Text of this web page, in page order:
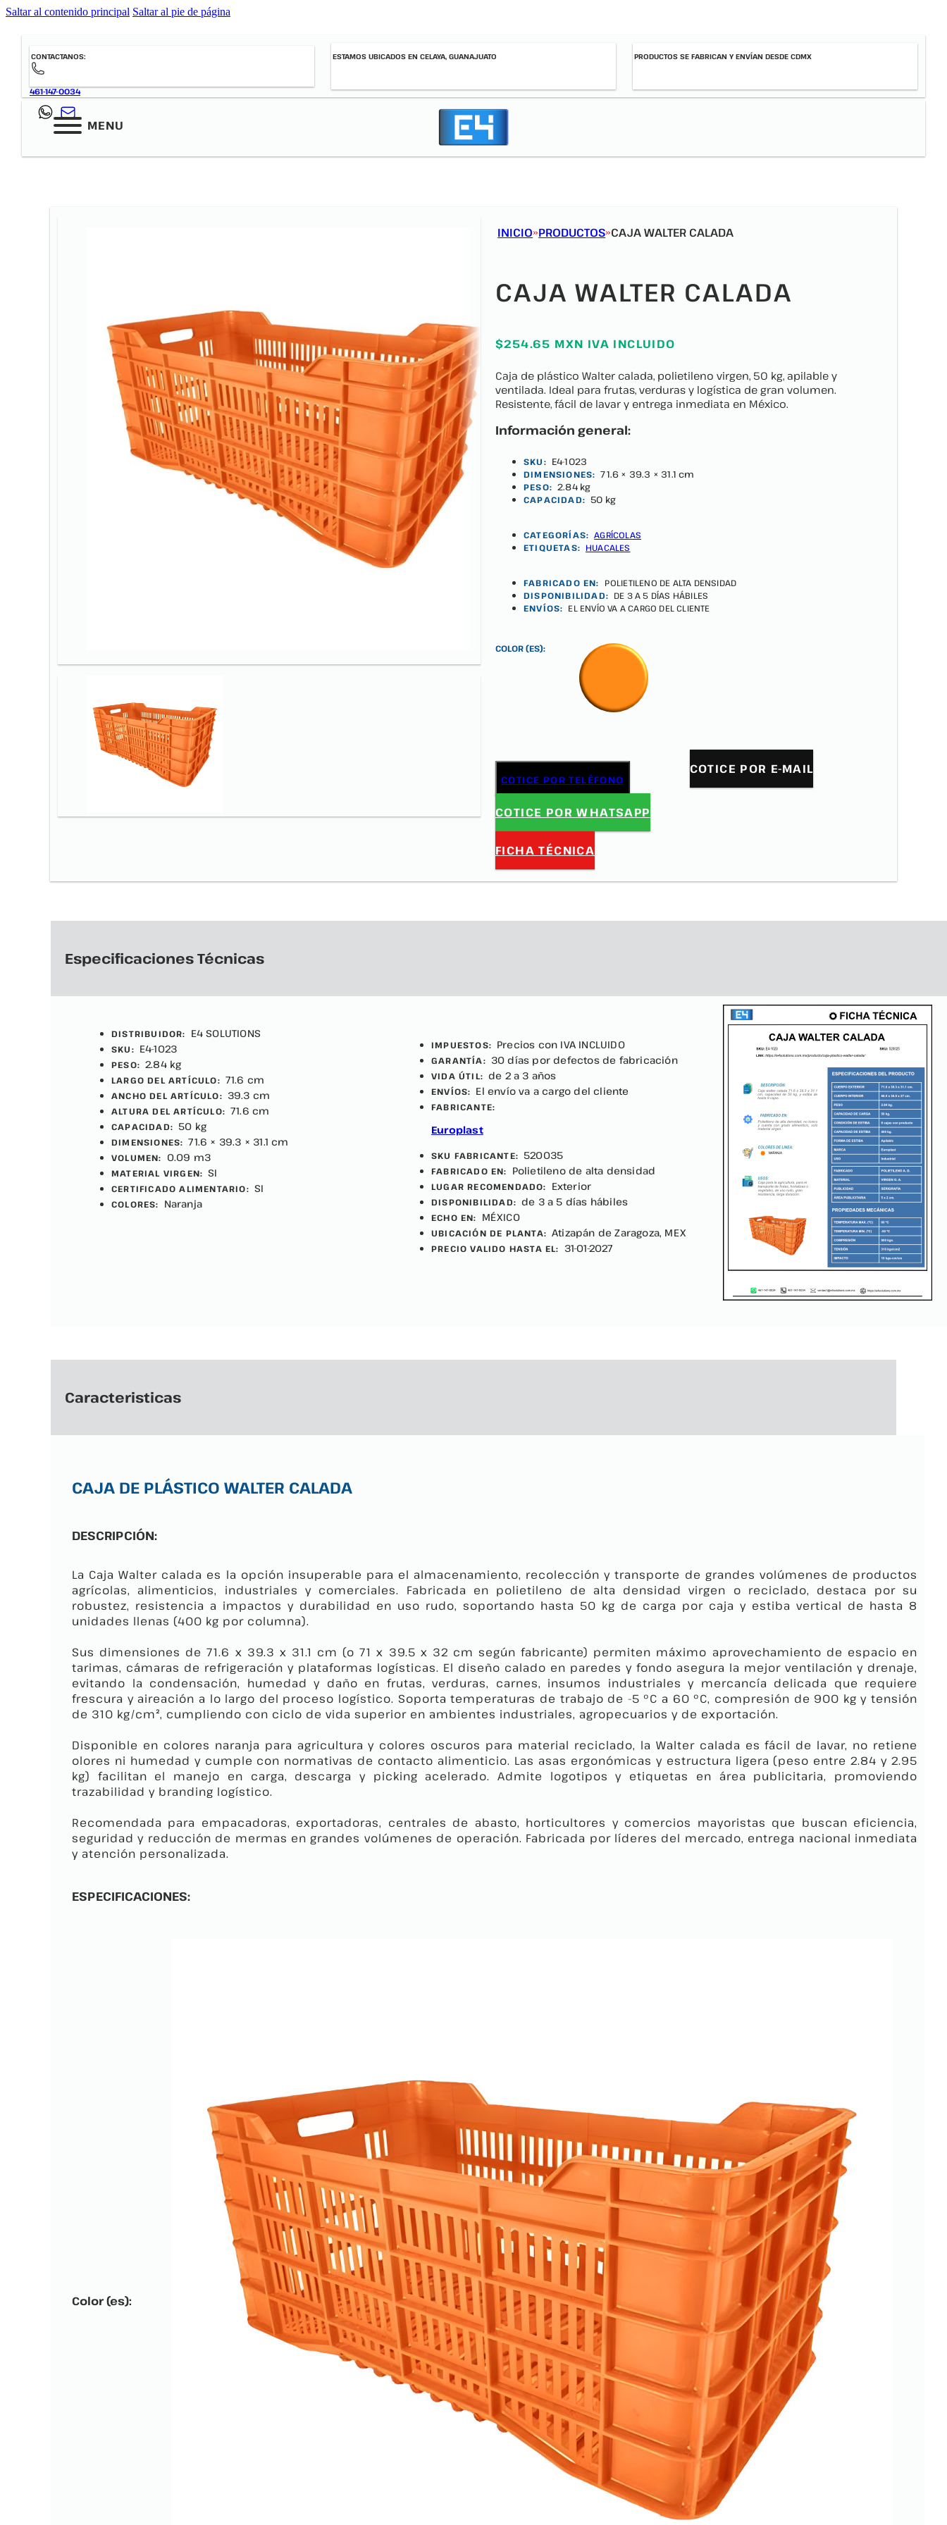
Saltar al contenido principal Saltar al pie de página
CONTACTANOS:
461-147-0034
ESTAMOS UBICADOS EN CELAYA, GUANAJUATO PRODUCTOS SE FABRICAN Y ENVÍAN DESDE CDMX
MENU
INICIO PRODUCTOS CAJA WALTER CALADA
CAJA WALTER CALADA
$254.65 MXN IVA INCLUIDO
Caja de plástico Walter calada, polietileno virgen, 50 kg, apilable y
ventilada. Ideal para frutas, verduras y logística de gran volumen.
Resistente, fácil de lavar y entrega inmediata en México.
Información general:
SKU: E4-1023
DIMENSIONES: 71.6 × 39.3 × 31.1 cm
PESO: 2.84 kg
CAPACIDAD: 50 kg
CATEGORÍAS: AGRÍCOLAS
ETIQUETAS: HUACALES
FABRICADO EN:
POLIETILENO DE ALTA DENSIDAD
DISPONIBILIDAD: DE 3 A 5 DÍAS HÁBILES
ENVÍOS: EL ENVÍO VA A CARGO DEL CLIENTE
COLOR (ES):
COTICE POR TELÉFONO
COTICE POR E-MAIL
COTICE POR WHATSAPP
FICHA TÉCNICA
Especificaciones Técnicas
DISTRIBUIDOR: E4 SOLUTIONS
SKU: E4-1023
PESO: 2.84 kg
LARGO DEL ARTÍCULO: 71.6 cm
ANCHO DEL ARTÍCULO: 39.3 cm
ALTURA DEL ARTÍCULO: 71.6 cm
CAPACIDAD: 50 kg
DIMENSIONES: 71.6 × 39.3 × 31.1 cm
VOLUMEN: 0.09 m3
MATERIAL VIRGEN: SI
CERTIFICADO ALIMENTARIO: SI
COLORES: Naranja
IMPUESTOS: Precios con IVA INCLUIDO
GARANTÍA: 30 días por defectos de fabricación
VIDA ÚTIL: de 2 a 3 años
ENVÍOS: El envío va a cargo del cliente
FABRICANTE:
Europlast
SKU FABRICANTE: 520035
FABRICADO EN: Polietileno de alta densidad
LUGAR RECOMENDADO: Exterior
DISPONIBILIDAD: de 3 a 5 días hábiles
ECHO EN: MÉXICO
UBICACIÓN DE PLANTA: Atizapán de Zaragoza, MEX
PRECIO VALIDO HASTA EL: 31-01-2027
Caracteristicas
CAJA DE PLÁSTICO WALTER CALADA
DESCRIPCIÓN:
La Caja Walter calada es la opción insuperable para el almacenamiento, recolección y transporte de grandes volúmenes de productos
agrícolas, alimenticios, industriales y comerciales. Fabricada en polietileno de alta densidad virgen o reciclado, destaca por su
robustez, resistencia a impactos y durabilidad en uso rudo, soportando hasta 50 kg de carga por caja y estiba vertical de hasta 8
unidades llenas (400 kg por columna).​
Sus dimensiones de 71.6 x 39.3 x 31.1 cm (o 71 x 39.5 x 32 cm según fabricante) permiten máximo aprovechamiento de espacio en
tarimas, cámaras de refrigeración y plataformas logísticas. El diseño calado en paredes y fondo asegura la mejor ventilación y drenaje,
evitando la condensación, humedad y daño en frutas, verduras, carnes, insumos industriales y mercancía delicada que requiere
frescura y aireación a lo largo del proceso logístico. Soporta temperaturas de trabajo de -5 ºC a 60 ºC, compresión de 900 kg y tensión
de 310 kg/cm², cumpliendo con ciclo de vida superior en ambientes industriales, agropecuarios y de exportación.
Disponible en colores naranja para agricultura y colores oscuros para material reciclado, la Walter calada es fácil de lavar, no retiene
olores ni humedad y cumple con normativas de contacto alimenticio. Las asas ergonómicas y estructura ligera (peso entre 2.84 y 2.95
kg) facilitan el manejo en carga, descarga y picking acelerado. Admite logotipos y etiquetas en área publicitaria, promoviendo
trazabilidad y branding logístico.
Recomendada para empacadoras, exportadoras, centrales de abasto, horticultores y comercios mayoristas que buscan eficiencia,
seguridad y reducción de mermas en grandes volúmenes de operación. Fabricada por líderes del mercado, entrega nacional inmediata
y atención personalizada.
ESPECIFICACIONES:
Color (es):